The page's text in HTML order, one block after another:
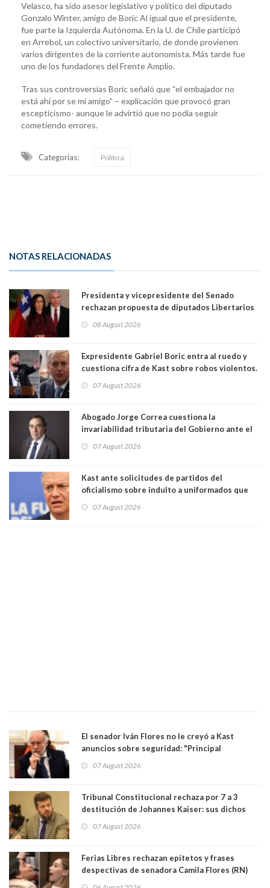
Velasco, ha sido asesor legislativo y político del diputado
Gonzalo Winter, amigo de Boric Al igual que el presidente,
fue parte la Izquierda Autónoma. En la U. de Chile participó
en Arrebol, un colectivo universitario, de donde provienen
varios dirigentes de la corriente autonomista. Más tarde fue
uno de los fundadores del Frente Amplio.
Tras sus controversias Boric señaló que “el embajador no
está ahí por se mi amigo” – explicación que provocó gran
escepticismo- aunque le advirtió que no podía seguir
cometiendo errores.
Categorias: Política
NOTAS RELACIONADAS
Presidenta y vicepresidente del Senado
rechazan propuesta de diputados Libertarios
"Constituye un camino equivocado"
08 August 2026
Expresidente Gabriel Boric entra al ruedo y
cuestiona cifra de Kast sobre robos violentos.
07 August 2026
Abogado Jorge Correa cuestiona la
invariabilidad tributaria del Gobierno ante el
democracia” y "defendemos la alternancia en el
07 August 2026
Kast ante solicitudes de partidos del
oficialismo sobre indulto a uniformados que
07 August 2026
El senador Iván Flores no le creyó a Kast
anuncios sobre seguridad: "Principal
perseguir ruta del dinero y levantar secreto
07 August 2026
Tribunal Constitucional rechaza por 7 a 3
destitución de Johannes Kaiser: sus dichos
justicia constitucional porque no es diputado
07 August 2026
Ferias Libres rechazan epítetos y frases
despectivas de senadora Camila Flores (RN)